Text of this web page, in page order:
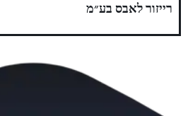
רייזור לאבס בע״מ